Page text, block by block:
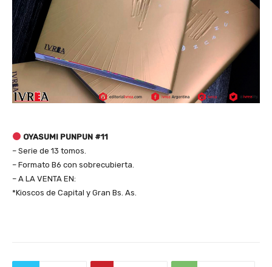
OYASUMI PUNPUN #11
– Serie de 13 tomos.
– Formato B6 con sobrecubierta.
– A LA VENTA EN:
*Kioscos de Capital y Gran Bs. As.